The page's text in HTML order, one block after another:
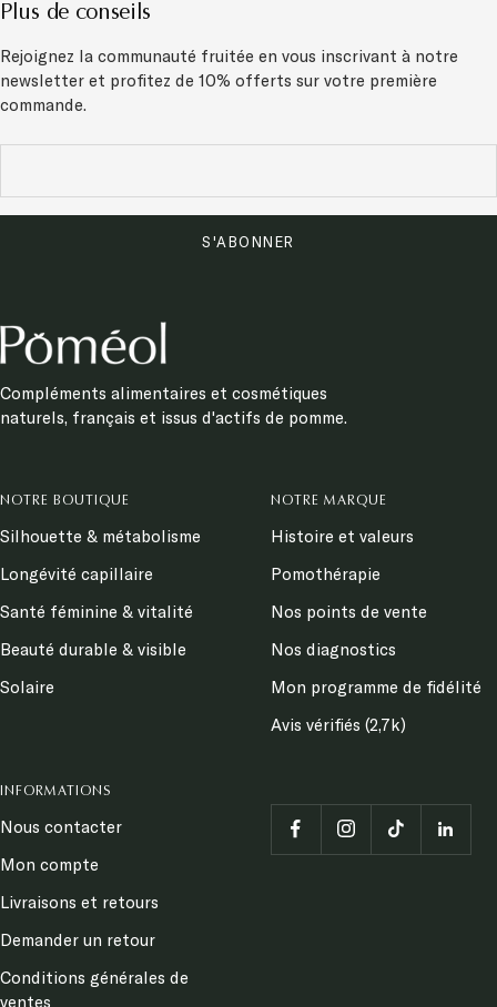
Plus de conseils
Rejoignez la communauté fruitée en vous inscrivant à notre
newsletter et profitez de 10% offerts sur votre première
commande.
S'ABONNER
Compléments alimentaires et cosmétiques
naturels, français et issus d'actifs de pomme.
NOTRE BOUTIQUE
Silhouette & métabolisme
Longévité capillaire
Santé féminine & vitalité
Beauté durable & visible
Solaire
NOTRE MARQUE
Histoire et valeurs
Pomothérapie
Nos points de vente
Nos diagnostics
Mon programme de fidélité
Avis vérifiés (2,7k)
INFORMATIONS
Nous contacter
Mon compte
Livraisons et retours
Demander un retour
Conditions générales de
ventes